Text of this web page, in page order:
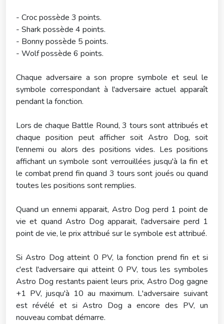
- Croc possède 3 points.
- Shark possède 4 points.
- Bonny possède 5 points.
- Wolf possède 6 points.
Chaque adversaire a son propre symbole et seul le
symbole correspondant à l'adversaire actuel apparaît
pendant la fonction.
Lors de chaque Battle Round, 3 tours sont attribués et
chaque position peut afficher soit Astro Dog, soit
l'ennemi ou alors des positions vides. Les positions
affichant un symbole sont verrouillées jusqu'à la fin et
le combat prend fin quand 3 tours sont joués ou quand
toutes les positions sont remplies.
Quand un ennemi apparait, Astro Dog perd 1 point de
vie et quand Astro Dog apparait, l'adversaire perd 1
point de vie, le prix attribué sur le symbole est attribué.
Si Astro Dog atteint 0 PV, la fonction prend fin et si
c'est l'adversaire qui atteint 0 PV, tous les symboles
Astro Dog restants paient leurs prix, Astro Dog gagne
+1 PV, jusqu'à 10 au maximum. L'adversaire suivant
est révélé et si Astro Dog a encore des PV, un
nouveau combat démarre.